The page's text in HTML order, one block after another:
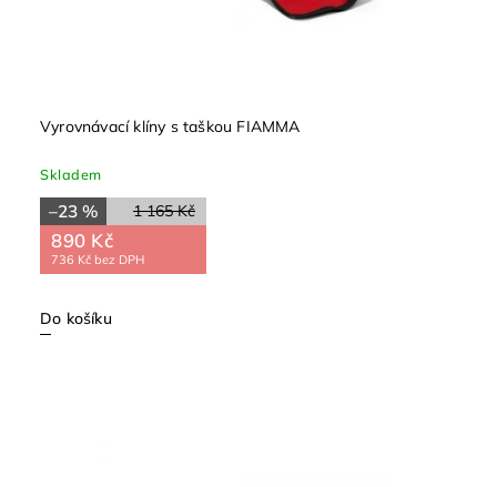
Vyrovnávací klíny s taškou FIAMMA
Skladem
1 165 Kč
–23 %
890 Kč
736 Kč bez DPH
Do košíku